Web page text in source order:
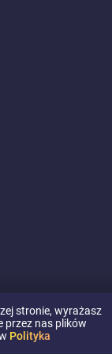
stronie, wyrażasz
przez nas plików
Polityka